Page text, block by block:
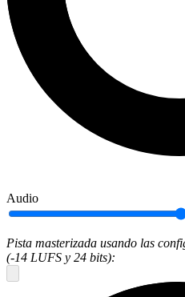
Audio
Pista masterizada usando las
(-14 LUFS y 24 bits):